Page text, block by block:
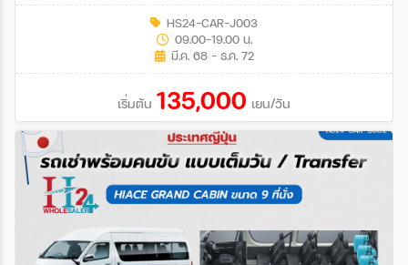
HS24-CAR-J003
09.00-19.00 น.
มี.ค. 68 - ธ.ค. 72
เริ่มต้น 135,000 เยน/วัน